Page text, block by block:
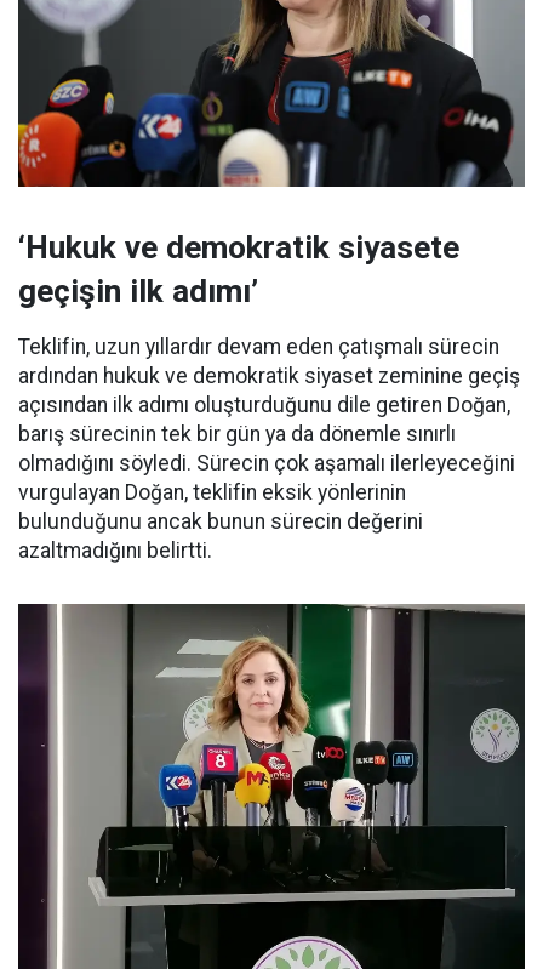
‘Hukuk ve demokratik siyasete
geçişin ilk adımı’
Teklifin, uzun yıllardır devam eden çatışmalı sürecin
ardından hukuk ve demokratik siyaset zeminine geçiş
açısından ilk adımı oluşturduğunu dile getiren Doğan,
barış sürecinin tek bir gün ya da dönemle sınırlı
olmadığını söyledi. Sürecin çok aşamalı ilerleyeceğini
vurgulayan Doğan, teklifin eksik yönlerinin
bulunduğunu ancak bunun sürecin değerini
azaltmadığını belirtti.